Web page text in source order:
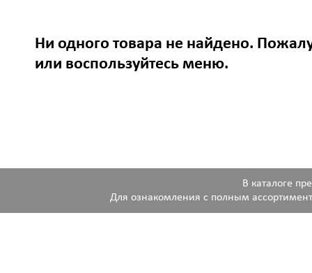
Ни одного товара не найдено.
или воспользуйтесь меню.
В каталоге
Для ознакомления с полным